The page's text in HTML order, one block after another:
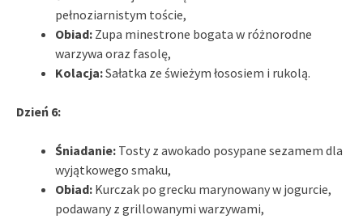
pełnoziarnistym toście,
Obiad: Zupa minestrone bogata w różnorodne
warzywa oraz fasolę,
Kolacja:Sałatka ze świeżym łososiem i rukolą.
Dzień 6:
Śniadanie: Tosty z awokado posypane sezamem dla
wyjątkowego smaku,
Obiad: Kurczak po grecku marynowany w jogurcie,
podawany z grillowanymi warzywami,